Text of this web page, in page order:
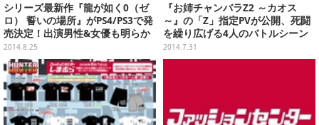
シリーズ最新作『龍が如く0（ゼ
ロ） 誓いの場所』がPS4/PS3で発
売決定！出演男性&女優も明らか
に
2014.8.25
『お姉チャンバラZ2 ～カオス
～』の「Z」指定PVが公開、死闘
を繰り広げる4人のバトルシーン
をチェック
2014.7.31